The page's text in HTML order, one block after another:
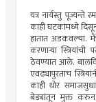
यत्र नार्यस्तु पूज्यन्ते
काही घटकांमध्ये
हातात अडकवल्या.
करणाऱ्या
ठेवण्यात आले.
एवढ्यापुरताच
काही थोर
बेड्यांतून मुक्त करुन